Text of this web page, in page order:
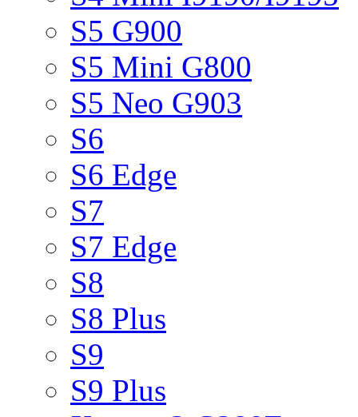
S5 G900
S5 Mini G800
S5 Neo G903
S6
S6 Edge
S7
S7 Edge
S8
S8 Plus
S9
S9 Plus